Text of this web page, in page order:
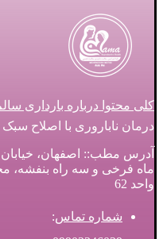
کلی محتوا درباره بارداری سالم(با 30 سال تجربه
درمان ناباروری با اصلاح سبک
آدرس مطب:: اصفهان،
واحد 62
شماره تماس: